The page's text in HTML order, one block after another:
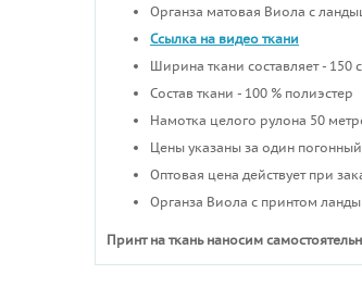
Органза матовая Виола с
Ссылка на видео ткани
Ширина ткани составляет - 150
Состав ткани - 100 % полиэстер
Намотка целого рулона 50
Цены указаны за один
Оптовая цена действует при
Органза Виола с принтом
Принт на ткань наносим